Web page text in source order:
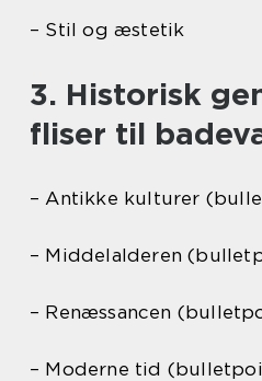
– Stil og æstetik
3. Historisk
fliser til
– Antikke kulturer
– Middelalderen
– Renæssancen
– Moderne tid